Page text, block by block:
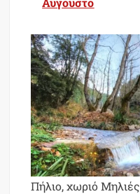
Πήλιο, χωριό Μηλιές